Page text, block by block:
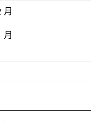
月
月